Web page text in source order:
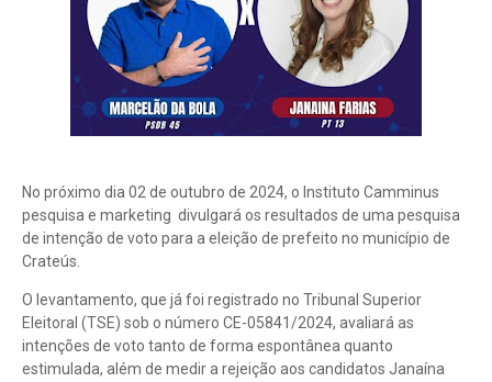
No próximo dia 02 de outubro de 2024, o Instituto Camminus
pesquisa e marketing divulgará os resultados de uma pesquisa
de intenção de voto para a eleição de prefeito no município de
Crateús.
O levantamento, que já foi registrado no Tribunal Superior
Eleitoral (TSE) sob o número CE-05841/2024, avaliará as
intenções de voto tanto de forma espontânea quanto
estimulada, além de medir a rejeição aos candidatos Janaína